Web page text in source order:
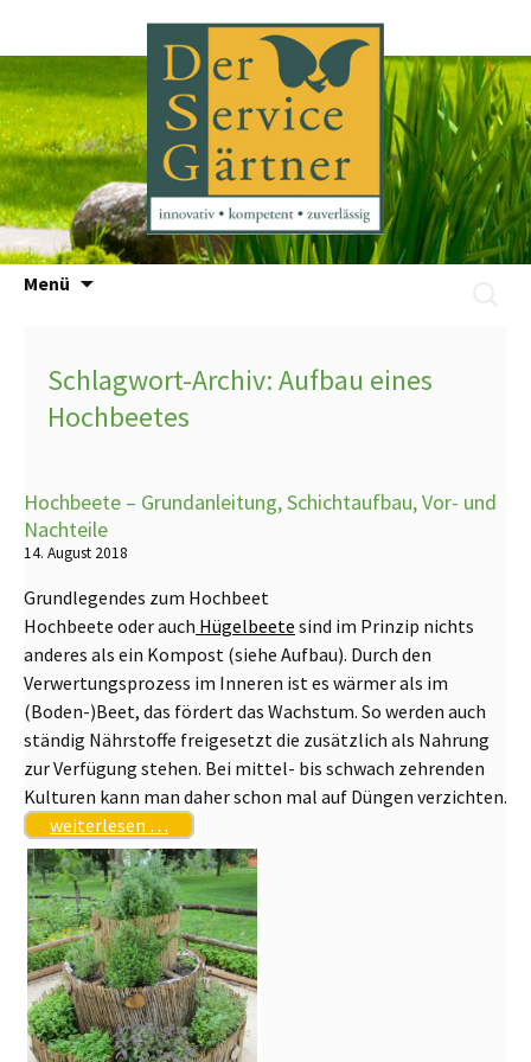
Menü
Zum
Schlagwort-Archiv: Aufbau eines
Hochbeetes
Hochbeete – Grundanleitung, Schichtaufbau, Vor- und
Nachteile
14. August 2018
Grundlegendes zum Hochbeet
Hochbeete oder auch Hügelbeete sind im Prinzip nichts
anderes als ein Kompost (siehe Aufbau). Durch den
Verwertungsprozess im Inneren ist es wärmer als im
(Boden-)Beet, das fördert das Wachstum. So werden auch
ständig Nährstoffe freigesetzt die zusätzlich als Nahrung
zur Verfügung stehen. Bei mittel- bis schwach zehrenden
Kulturen kann man daher schon mal auf Düngen verzichten.
weiterlesen …